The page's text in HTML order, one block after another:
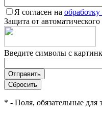
Я согласен на
Защита от
Введите символы с
* - Поля, обязательные для